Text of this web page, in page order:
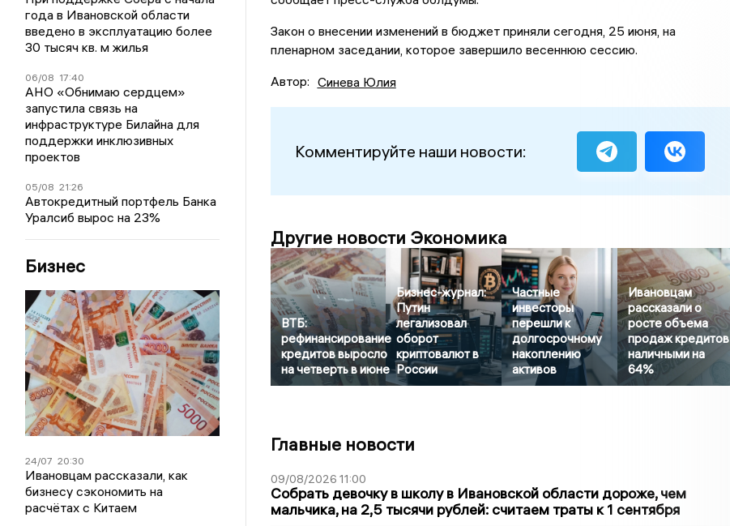
года в Ивановской области
введено в эксплуатацию более
30 тысяч кв. м жилья
06/08 17:40
АНО «Обнимаю сердцем»
запустила связь на
инфраструктуре Билайна для
поддержки инклюзивных
проектов
05/08 21:26
Автокредитный портфель Банка
Уралсиб вырос на 23%
Бизнес
24/07 20:30
Ивановцам рассказали, как
бизнесу сэкономить на
расчётах с Китаем
Закон о внесении изменений в бюджет приняли сегодня, 25 июня, на
пленарном заседании, которое завершило весеннюю сессию.
Автор: Синева Юлия
Комментируйте наши новости:
Другие новости Экономика
ВТБ:
рефинансирование
кредитов выросло
на четверть в июне
Бизнес-журнал:
Путин
легализовал
оборот
криптовалют в
России
Частные
инвесторы
перешли к
долгосрочному
накоплению
активов
Ивановцам
рассказали о
росте объема
продаж кредитов
наличными на
64%
Главные новости
09/08/2026 11:00
Собрать девочку в школу в Ивановской области дороже, чем
мальчика, на 2,5 тысячи рублей: считаем траты к 1 сентября